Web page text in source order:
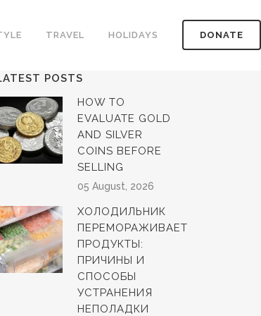
DONATE
TRAVEL HOLIDAYS
POSTS
HOW TO
EVALUATE GOLD
AND SILVER
COINS BEFORE
SELLING
05 August, 2026
ХОЛОДИЛЬНИК
ПЕРЕМОРАЖИВАЕТ
ПРОДУКТЫ:
ПРИЧИНЫ И
СПОСОБЫ
УСТРАНЕНИЯ
НЕПОЛАДКИ